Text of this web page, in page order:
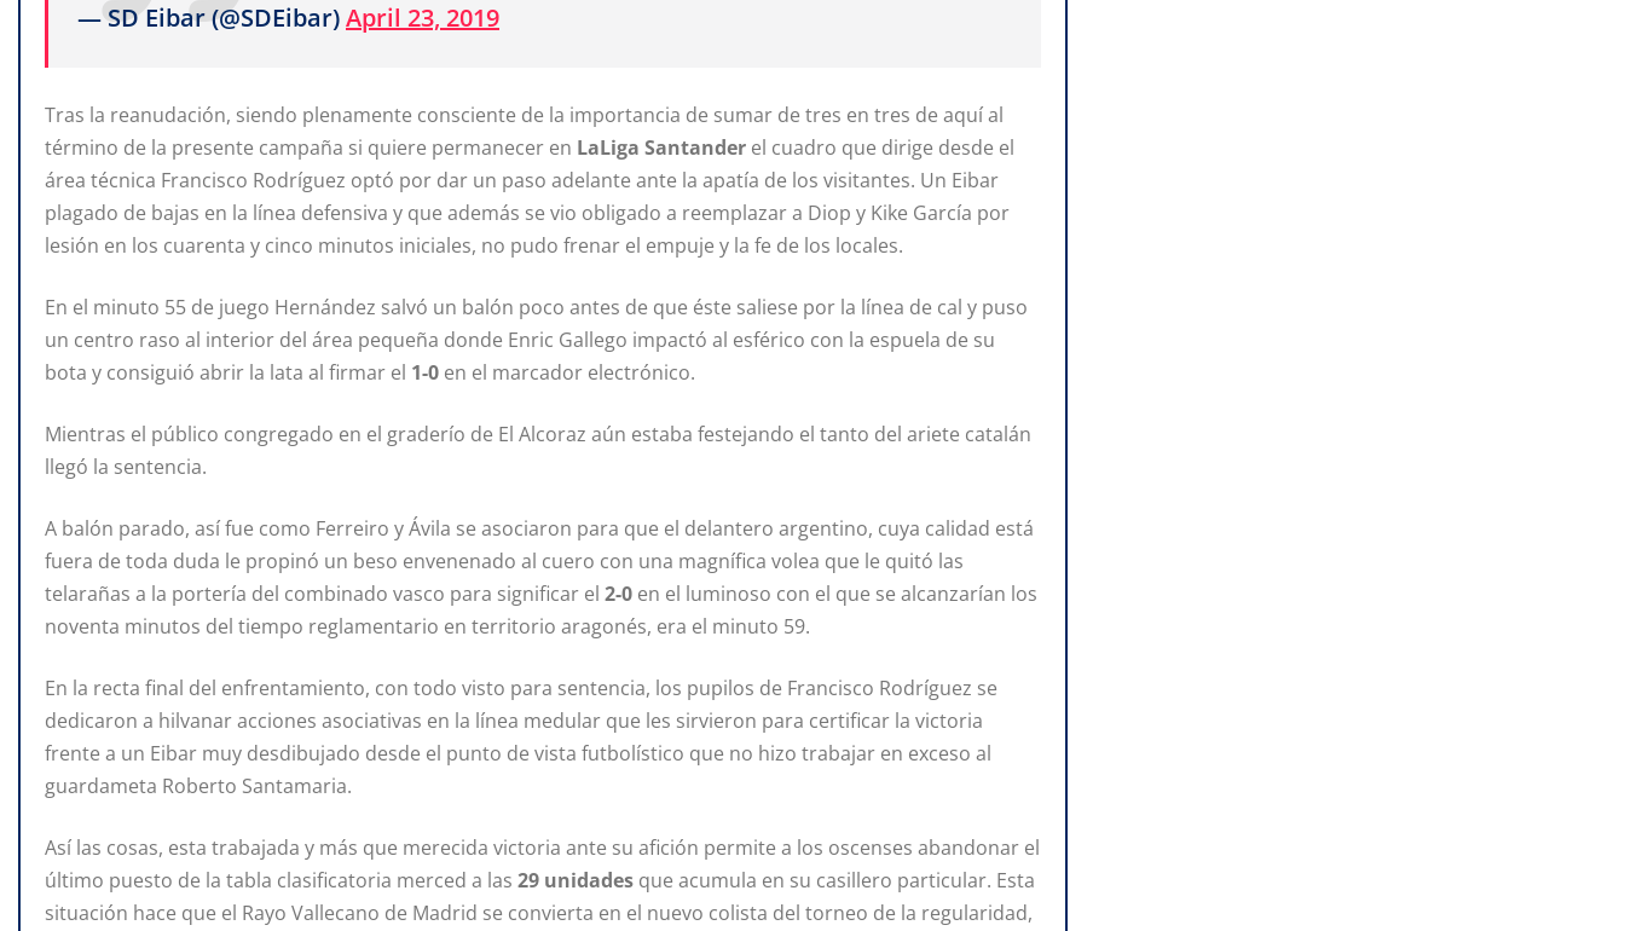
— SD Eibar (@SDEibar)April 23, 2019
Tras la reanudación, siendo plenamente consciente de la importancia de sumar de tres en tres de aquí al
término de la presente campaña si quiere permanecer en LaLiga Santander el cuadro que dirige desde el
área técnica Francisco Rodríguez optó por dar un paso adelante ante la apatía de los visitantes. Un Eibar
plagado de bajas en la línea defensiva y que además se vio obligado a reemplazar a Diop y Kike García por
lesión en los cuarenta y cinco minutos iniciales, no pudo frenar el empuje y la fe de los locales.
En el minuto 55 de juego Hernández salvó un balón poco antes de que éste saliese por la línea de cal y puso
un centro raso al interior del área pequeña donde Enric Gallego impactó al esférico con la espuela de su
bota y consiguió abrir la lata al firmar el 1-0 en el marcador electrónico.
Mientras el público congregado en el graderío de El Alcoraz aún estaba festejando el tanto del ariete catalán
llegó la sentencia.
A balón parado, así fue como Ferreiro y Ávila se asociaron para que el delantero argentino, cuya calidad está
fuera de toda duda le propinó un beso envenenado al cuero con una magnífica volea que le quitó las
telarañas a la portería del combinado vasco para significar el 2-0 en el luminoso con el que se alcanzarían los
noventa minutos del tiempo reglamentario en territorio aragonés, era el minuto 59.
En la recta final del enfrentamiento, con todo visto para sentencia, los pupilos de Francisco Rodríguez se
dedicaron a hilvanar acciones asociativas en la línea medular que les sirvieron para certificar la victoria
frente a un Eibar muy desdibujado desde el punto de vista futbolístico que no hizo trabajar en exceso al
guardameta Roberto Santamaria.
Así las cosas, esta trabajada y más que merecida victoria ante su afición permite a los oscenses abandonar el
último puesto de la tabla clasificatoria merced a las 29 unidades que acumula en su casillero particular. Esta
situación hace que el Rayo Vallecano de Madrid se convierta en el nuevo colista del torneo de la regularidad,